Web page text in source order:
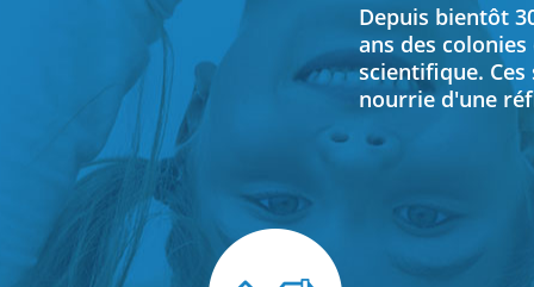
Depuis bientôt
ans des
scientifique.
nourrie d'une